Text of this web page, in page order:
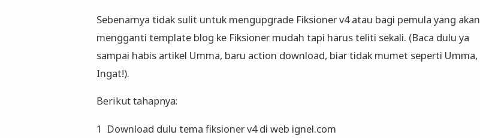
Sebenarnya tidak sulit untuk mengupgrade Fiksioner v4 atau bagi pemula yang akan
mengganti template blog ke Fiksioner mudah tapi harus teliti sekali. (Baca dulu ya
sampai habis artikel Umma, baru action download, biar tidak mumet seperti Umma,
Ingat!).
Berikut tahapnya:
1 Download dulu tema fiksioner v4 di web ignel.com